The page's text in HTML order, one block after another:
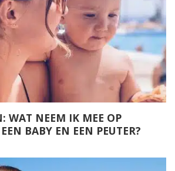
WAT NEEM IK MEE OP
BABY EN EEN PEUTER?